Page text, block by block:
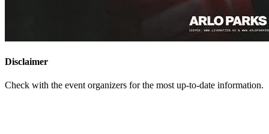
Disclaimer
Check with the event organizers for the most up-to-date information.